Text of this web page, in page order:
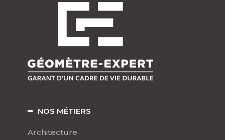
NOS MÉTIERS
Architecture